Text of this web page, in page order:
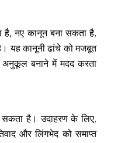
है, नए कानून बना सकता है,
यह कानूनी ढांचे को मजबूत
अनुकूल बनाने में मदद करता
सकता है। उदाहरण के लिए,
और लिंगभेद को समाप्त